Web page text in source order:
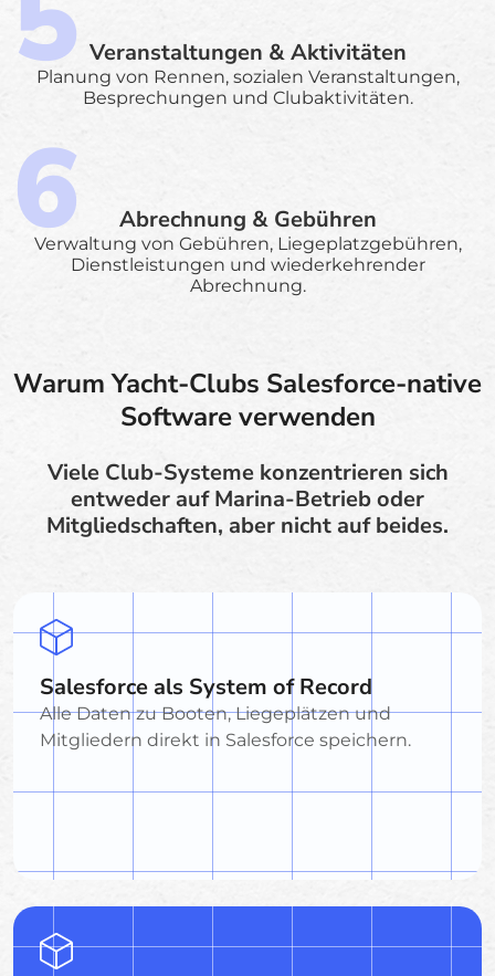
Veranstaltungen & Aktivitäten
Planung von Rennen, sozialen Veranstaltungen,
Besprechungen und Clubaktivitäten.
Abrechnung & Gebühren
Verwaltung von Gebühren, Liegeplatzgebühren,
Dienstleistungen und wiederkehrender
Abrechnung.
Warum Yacht-Clubs Salesforce-native
Software verwenden
Viele Club-Systeme konzentrieren sich
entweder auf Marina-Betrieb oder
Mitgliedschaften, aber nicht auf beides.
Salesforce als System of Record
Alle Daten zu Booten, Liegeplätzen und
Mitgliedern direkt in Salesforce speichern.